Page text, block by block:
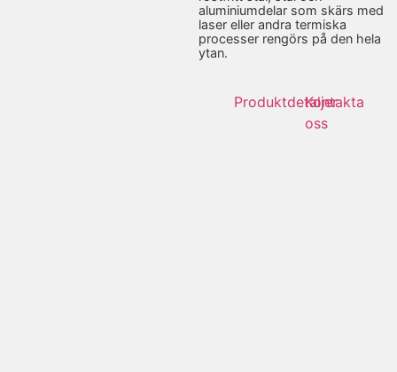
aluminiumdelar som skärs med
laser eller andra termiska
processer rengörs på den hela
ytan.
Produktdetaljer
Kontakta
oss